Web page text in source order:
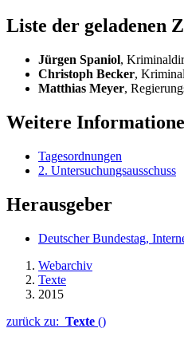
Liste der geladenen
Jürgen Spaniol,
Christoph Becker,
Matthias Meyer,
Weitere
Tagesordnungen
2. Untersuchungsausschuss
Herausgeber
Deutscher Bundestag,
Webarchiv
Texte
2015
zurück zu: Texte ()